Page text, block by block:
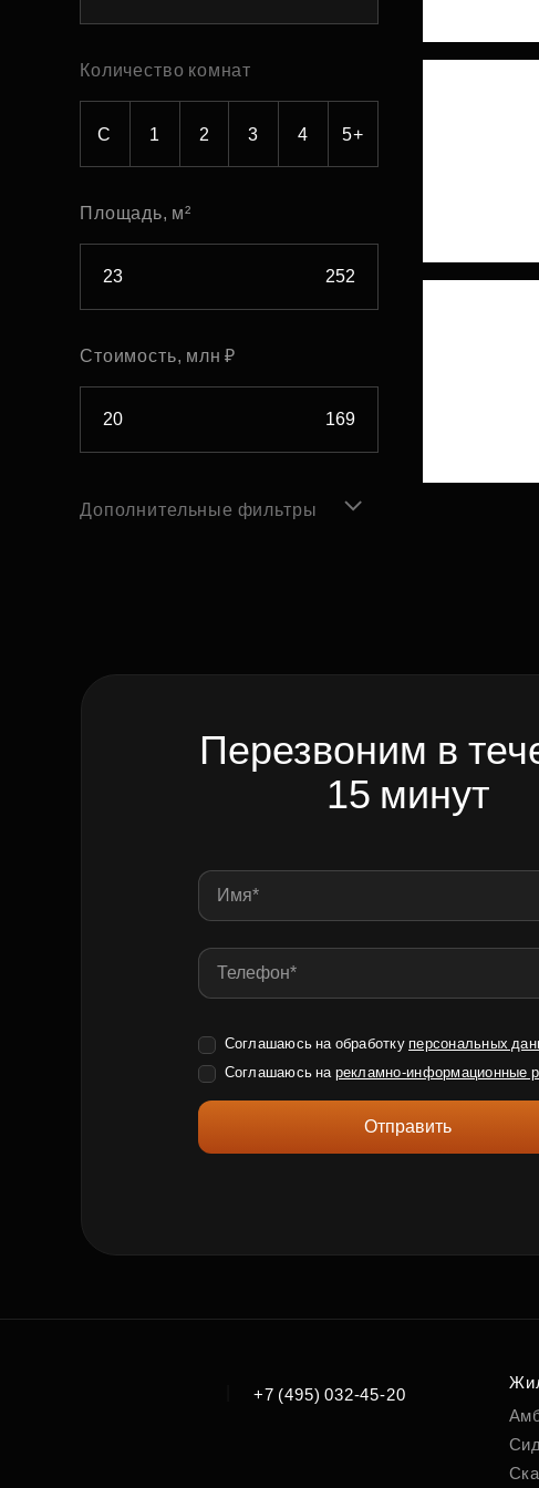
Рефинансирование
Количество комнат
С 1 2 3 4 5+
Площадь, м²
Стоимость, млн ₽
Дополнительные фильтры
Перезвоним в
15 минут
Соглашаюсь на обработку персональных
Соглашаюсь на рекламно-информационные
Отправить
+7 (495) 032-45-20